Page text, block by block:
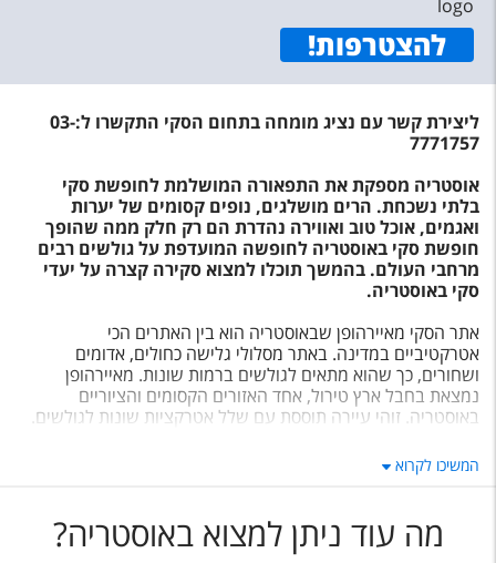
מגזין אשת
שירות לקוחות
תקנון
נגישות
עקבו אחרינו
להצטרפות!
ליצירת קשר עם נציג מומחה בתחום הסקי התקשרו ל:03-
7771757
אוסטריה מספקת את התפאורה המושלמת לחופשת סקי
בלתי נשכחת. הרים מושלגים, נופים קסומים של יערות
ואגמים, אוכל טוב ואווירה נהדרת הם רק חלק ממה שהופך
חופשת סקי באוסטריה לחופשה המועדפת על גולשים רבים
מרחבי העולם. בהמשך תוכלו למצוא סקירה קצרה על יעדי
סקי באוסטריה.
אתר הסקי מאיירהופן שבאוסטריה הוא בין האתרים הכי
אטרקטיביים במדינה. באתר מסלולי גלישה כחולים, אדומים
ושחורים, כך שהוא מתאים לגולשים ברמות שונות. מאיירהופן
נמצאת בחבל ארץ טירול, אחד האזורים הקסומים והציוריים
באוסטריה. זוהי עיירה תוססת עם שלל אטרקציות שונות לגולשים.
גם סולדן הוא אחד מאתרי הסקי הפופולאריים באוסטריה. בסולדן
בסנובורד. סולדן גם אידיאלי לילדים. יש בו מתחם החלקה על
הקרח, כרכרות סוסים, מזחלות שלג ופארק מים. בנוסף, בימי רביעי
המשיכו לקרוא
מה עוד ניתן למצוא באוסטריה?